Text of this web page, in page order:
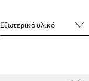
Εξωτερικό υλικό